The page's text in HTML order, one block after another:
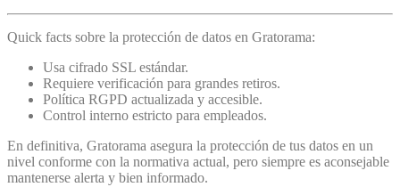
Quick facts sobre la protección de datos en Gratorama:
Usa cifrado SSL estándar.
Requiere verificación para grandes retiros.
Política RGPD actualizada y accesible.
Control interno estricto para empleados.
En definitiva, Gratorama asegura la protección de tus datos en un
nivel conforme con la normativa actual, pero siempre es aconsejable
mantenerse alerta y bien informado.